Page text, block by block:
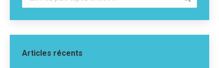
:
Articles récents